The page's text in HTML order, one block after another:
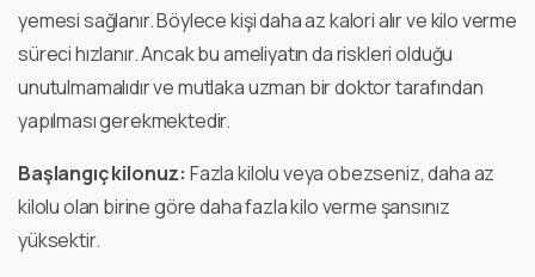
yemesi sağlanır. Böylece kişi daha az kalori alır ve kilo verme
süreci hızlanır. Ancak bu ameliyatın da riskleri olduğu
unutulmamalıdır ve mutlaka uzman bir doktor tarafından
yapılması gerekmektedir.
Başlangıç kilonuz: Fazla kilolu veya obezseniz, daha az
kilolu olan birine göre daha fazla kilo verme şansınız
yüksektir.